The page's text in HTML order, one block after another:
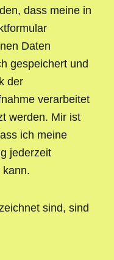
dass meine in
Daten
gespeichert und
der
verarbeitet
werden. Mir ist
ich meine
jederzeit
kann.
sind, sind